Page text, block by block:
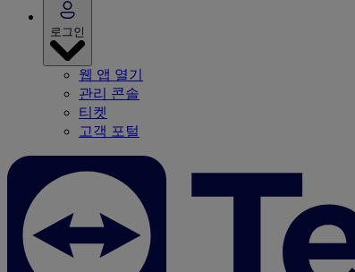
로그인
웹 앱 열기
관리 콘솔
티켓
고객 포털